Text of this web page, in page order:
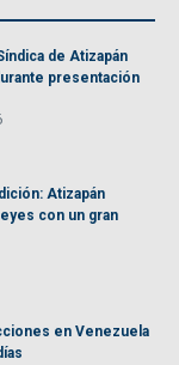
de Atizapán
presentación
Atizapán
con un gran
en Venezuela